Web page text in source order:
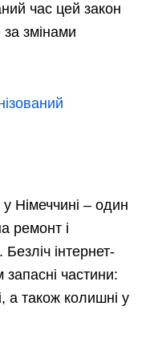
час цей закон
змінами
Німеччині – один
ремонт і
інтернет-
частини:
а також колишні у